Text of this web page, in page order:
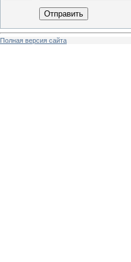
Отправить
Полная версия сайта